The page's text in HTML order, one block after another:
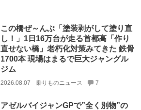
この橋ぜ～んぶ「塗装剥がして塗り直
し！」1日16万台が走る首都高「作り
直せない橋」老朽化対策みてきた 鉄骨
1700本 現場はまるで巨大ジャングル
ジム
2026.08.07 乗りものニュース 7
アゼルバイジャンGPで”全く別物”の